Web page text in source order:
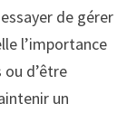
de gérer
l’importance
d’être
un